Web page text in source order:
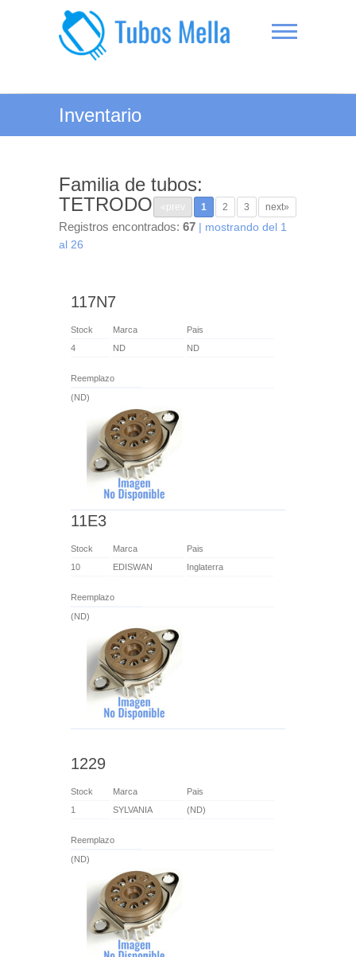
Tubos Mella
Inventario
Familia de tubos:
TETRODO
«prev 1 2 3 next»
Registros encontrados: 67 | mostrando del 1
al 26
117N7
Stock Marca
Pais
4
ND ND
Reemplazo
(ND)
11E3
Stock Marca
Pais
10
EDISWAN Inglaterra
Reemplazo
(ND)
1229
Stock Marca
Pais
1
SYLVANIA (ND)
Reemplazo
(ND)